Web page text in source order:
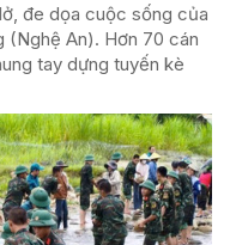
đe dọa cuộc sống của
(Nghệ An). Hơn 70 cán
tay dựng tuyến kè